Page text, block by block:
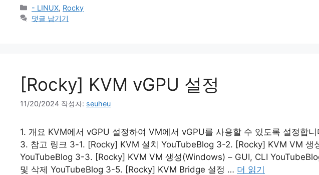
카
테
- LINUX, Rocky
댓글 남기기
[Rocky] KVM vGPU 설정
11/20/2024 작성자: seuheu
1. 개요 KVM에서 vGPU 설정하여 VM에서 vGPU를 사용할 수 있도록 설정합
3. 참고 링크 3-1. [Rocky] KVM 설치 YouTubeBlog 3-2. [Rocky] KVM VM 생
YouTubeBlog 3-3. [Rocky] KVM VM 생성(Windows) – GUI, CLI
및 삭제 YouTubeBlog 3-5. [Rocky] KVM Bridge 설정 … 더 읽기